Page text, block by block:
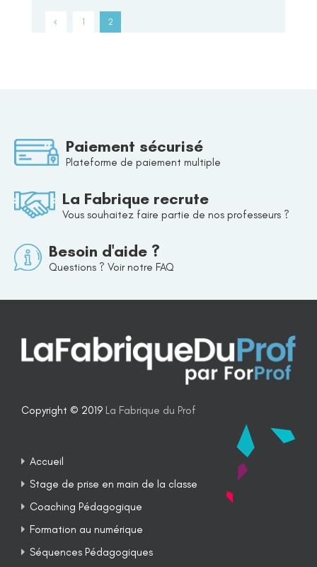
1 2
Paiement sécurisé
Plateforme de paiement multiple
La Fabrique recrute
Vous souhaitez faire partie de nos professeurs ?
Besoin d'aide ?
Questions ? Voir notre FAQ
Copyright © 2019 La Fabrique du Prof
Accueil
Stage de prise en main de la classe
Coaching Pédagogique
Formation au numérique
Séquences Pédagogiques